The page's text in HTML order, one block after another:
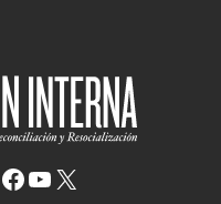
Facebook YouTube X